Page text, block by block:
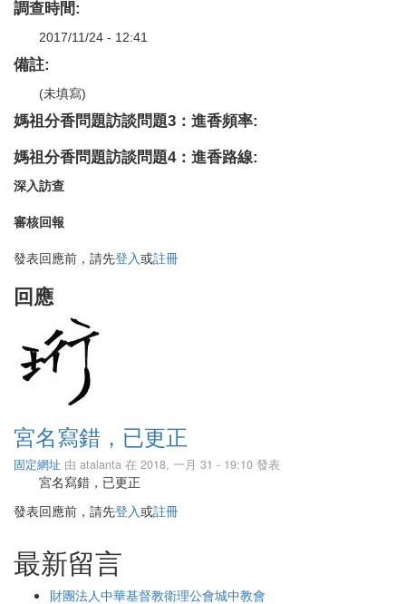
調查時間:
2017/11/24 - 12:41
備註:
(未填寫)
媽祖分香問題訪談問題3：進香頻率:
媽祖分香問題訪談問題4：進香路線:
深入訪查
審核回報
發表回應前，請先登入或註冊
回應
宮名寫錯，已更正
固定網址 由 atalanta 在 2018, 一月 31 - 19:10 發表
宮名寫錯，已更正
發表回應前，請先登入或註冊
最新留言
財團法人中華基督教衛理公會城中教會